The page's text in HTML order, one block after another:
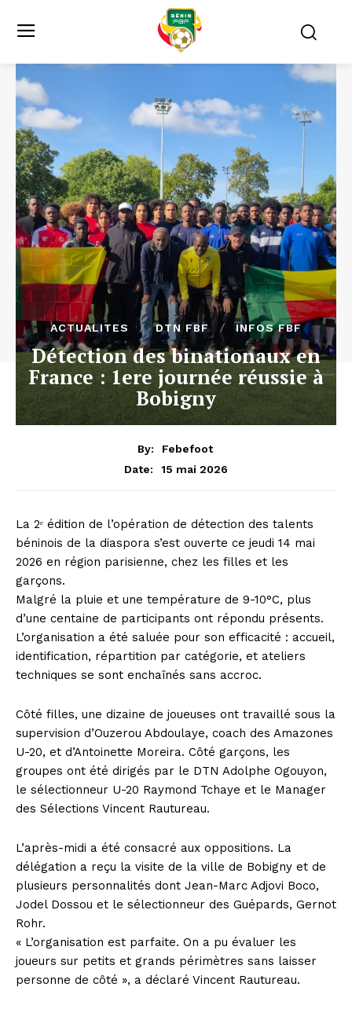
ACTUALITES DTN FBF INFOS FBF
Détection des binationaux en
France : 1ere journée réussie à
Bobigny
By:
Febefoot
Date:
15 mai 2026
La 2ᵉ édition de l’opération de détection des talents
béninois de la diaspora s’est ouverte ce jeudi 14 mai
2026 en région parisienne, chez les filles et les
garçons.
Malgré la pluie et une température de 9-10°C, plus
d’une centaine de participants ont répondu présents.
L’organisation a été saluée pour son efficacité : accueil,
identification, répartition par catégorie, et ateliers
techniques se sont enchaînés sans accroc.
Côté filles, une dizaine de joueuses ont travaillé sous la
supervision d’Ouzerou Abdoulaye, coach des Amazones
U-20, et d’Antoinette Moreira. Côté garçons, les
groupes ont été dirigés par le DTN Adolphe Ogouyon,
le sélectionneur U-20 Raymond Tchaye et le Manager
des Sélections Vincent Rautureau.
L’après-midi a été consacré aux oppositions. La
délégation a reçu la visite de la ville de Bobigny et de
plusieurs personnalités dont Jean-Marc Adjovi Boco,
Jodel Dossou et le sélectionneur des Guépards, Gernot
Rohr.
« L’organisation est parfaite. On a pu évaluer les
joueurs sur petits et grands périmètres sans laisser
personne de côté », a déclaré Vincent Rautureau.